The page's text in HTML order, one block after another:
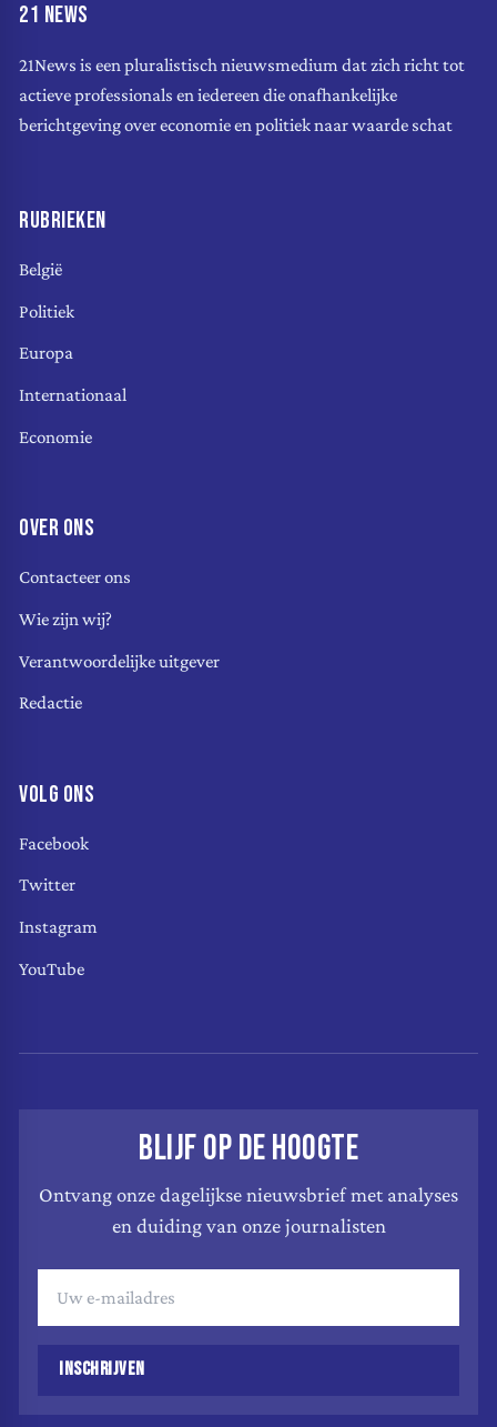
21 NEWS
21News is een pluralistisch nieuwsmedium dat zich richt tot
actieve professionals en iedereen die onafhankelijke
berichtgeving over economie en politiek naar waarde schat
RUBRIEKEN
België
Politiek
Europa
Internationaal
Economie
OVER ONS
Contacteer ons
Wie zijn wij?
Verantwoordelijke uitgever
Redactie
VOLG ONS
Facebook
Twitter
Instagram
YouTube
BLIJF OP DE HOOGTE
Ontvang onze dagelijkse nieuwsbrief met analyses
en duiding van onze journalisten
INSCHRIJVEN